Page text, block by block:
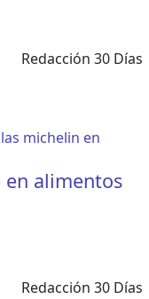
Redacción 30 Días
en alimentos
Redacción 30 Días